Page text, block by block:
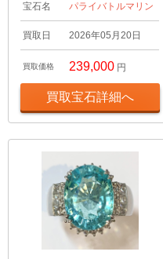
宝石名 パライバトルマリン
買取日 2026年05月20日
買取価格 239,000 円
買取宝石詳細へ